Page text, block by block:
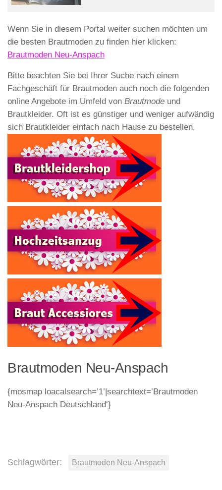
Wenn Sie in diesem Portal weiter suchen möchten um
die besten Brautmoden zu finden hier klicken:
Brautmoden Neu-Anspach
Bitte beachten Sie bei Ihrer Suche nach einem
Fachgeschäft für Brautmoden auch noch die folgenden
online Angebote im Umfeld von Brautmode und
Brautkleider. Oft ist es günstiger und weniger aufwändig
sich Brautkleider einfach nach Hause zu bestellen.
Brautmoden Neu-Anspach
{mosmap loacalsearch=’1’|searchtext=’Brautmoden
Neu-Anspach Deutschland‘}
Schlagwörter: Brautmoden Neu-Anspach